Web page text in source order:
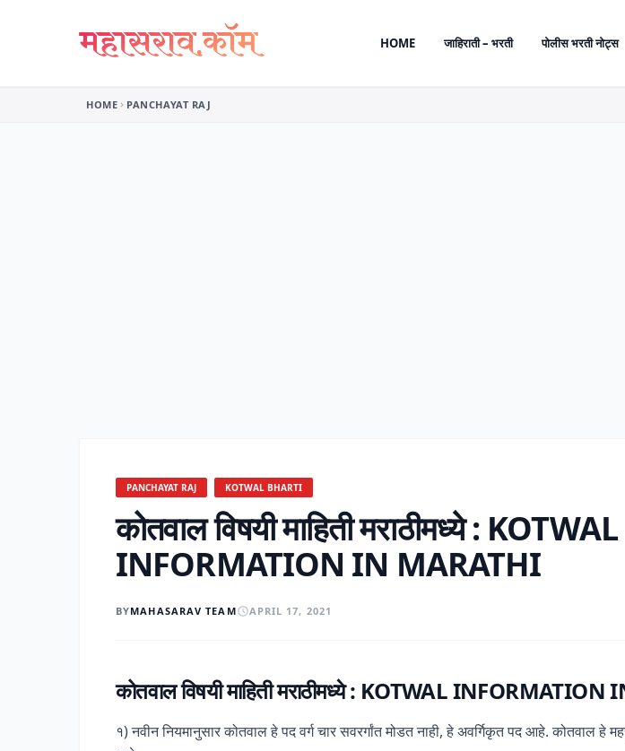
HOME जाहिराती – भरती पोलीस भरती नोट्स
HOME PANCHAYAT RAJ
PANCHAYAT RAJ KOTWAL BHARTI
कोतवाल विषयी माहिती मराठीमध्ये : KOTWAL
INFORMATION IN MARATHI
BYMAHASARAV TEAM APRIL 17, 2021
कोतवाल विषयी माहिती मराठीमध्ये : KOTWAL
१) नवीन नियमानुसार कोतवाल हे पद वर्ग चार सवरर्गांत मोडत नाही, हे अवर्गिकृत पद आहे. कोतवाल हे